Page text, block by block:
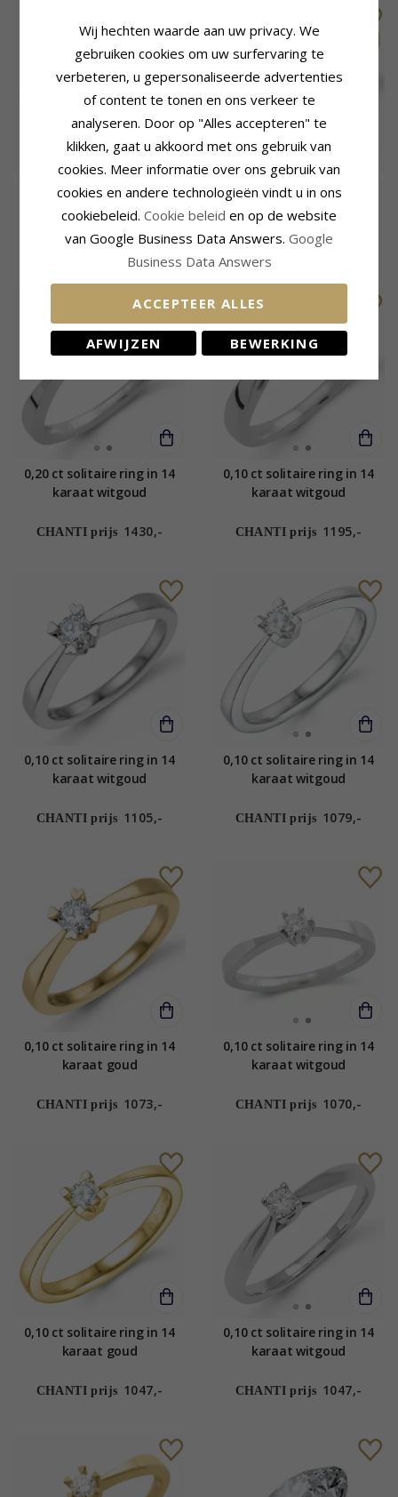
0,20 ct solitaire ring in 14
CHANTI prijs 1593,-
0,20 ct solitaire ring in 14
CHANTI prijs 1570,-
0,20 ct solitaire ring in 14
karaat witgoud
CHANTI prijs 1430,-
0,10 ct solitaire ring in 14
karaat witgoud
CHANTI prijs 1195,-
0,10 ct solitaire ring in 14
karaat witgoud
CHANTI prijs 1105,-
0,10 ct solitaire ring in 14
karaat witgoud
CHANTI prijs 1079,-
0,10 ct solitaire ring in 14
karaat goud
CHANTI prijs 1073,-
0,10 ct solitaire ring in 14
karaat witgoud
CHANTI prijs 1070,-
0,10 ct solitaire ring in 14
karaat goud
CHANTI prijs 1047,-
0,10 ct solitaire ring in 14
karaat witgoud
CHANTI prijs 1047,-
Wij hechten waarde aan uw privacy. We
gebruiken cookies om uw surfervaring te
verbeteren, u gepersonaliseerde advertenties
of content te tonen en ons verkeer te
analyseren. Door op "Alles accepteren" te
klikken, gaat u akkoord met ons gebruik van
cookies. Meer informatie over ons gebruik van
cookies en andere technologieën vindt u in ons
cookiebeleid. Cookie beleid en op de website
van Google Business Data Answers. Google
Business Data Answers
ACCEPTEER ALLES
AFWIJZEN BEWERKING